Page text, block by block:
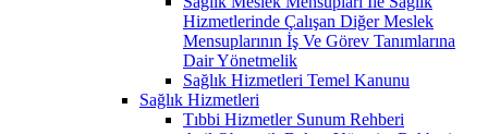
Hizmetlerinde Çalışan Diğer Meslek
Mensuplarının İş Ve Görev Tanımlarına
Dair Yönetmelik
Sağlık Hizmetleri Temel Kanunu
Sağlık Hizmetleri
Tıbbi Hizmetler Sunum Rehberi